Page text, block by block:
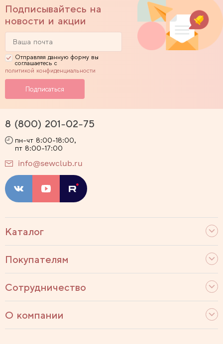
Подписывайтесь на
новости и акции
Отправляя данную форму вы
соглашаетесь с
политикой конфиденциальности
Каталог
Покупателям
Сотрудничество
О компании
8 (800) 201-02-75
пн-чт 8:00-18:00,
пт 8:00-17:00
info@sewclub.ru